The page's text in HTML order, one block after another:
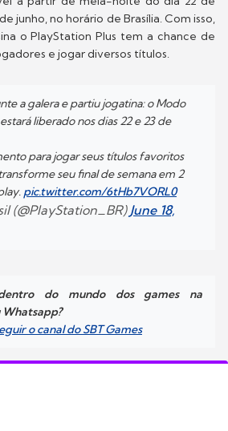
junho, no horário de Brasília. Com isso,
o PlayStation Plus tem a chance de
e jogar diversos títulos.
a galera e partiu jogatina: o Modo
liberado nos dias 22 e 23 de
para jogar seus títulos favoritos
seu final de semana em 2
pic.twitter.com/6tHb7VORL0
(@PlayStation_BR) June 18,
do mundo dos games na
o canal do SBT Games